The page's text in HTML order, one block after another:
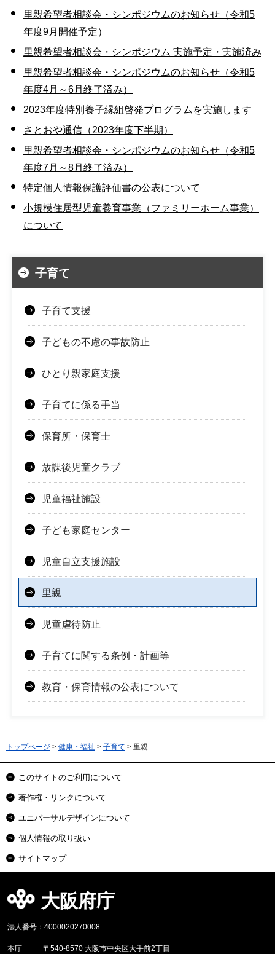
里親希望者相談会・シンポジウムのお知らせ（令和5
年度9月開催予定）
里親希望者相談会・シンポジウム 実施予定・実施済み
里親希望者相談会・シンポジウムのお知らせ（令和5
年度4月～6月終了済み）
2023年度特別養子縁組啓発プログラムを実施します
さとおや通信（2023年度下半期）
里親希望者相談会・シンポジウムのお知らせ（令和5
年度7月～8月終了済み）
特定個人情報保護評価書の公表について
小規模住居型児童養育事業（ファミリーホーム事業）
について
子育て
子育て支援
子どもの不慮の事故防止
ひとり親家庭支援
子育てに係る手当
保育所・保育士
放課後児童クラブ
児童福祉施設
子ども家庭センター
児童自立支援施設
里親
児童虐待防止
子育てに関する条例・計画等
教育・保育情報の公表について
トップページ > 健康・福祉 > 子育て > 里親
このサイトのご利用について
著作権・リンクについて
ユニバーサルデザインについて
個人情報の取り扱い
サイトマップ
大阪府庁
法人番号：4000020270008
本庁 〒540-8570 大阪市中央区大手前2丁目